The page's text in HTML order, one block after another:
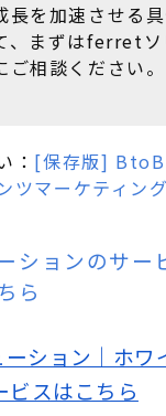
長を加速させる
、まずはferretソ
相談ください。
： [保存版] BtoB
ツマーケティン
ョンのサー
ら
ション｜ホワ
ビスはこちら